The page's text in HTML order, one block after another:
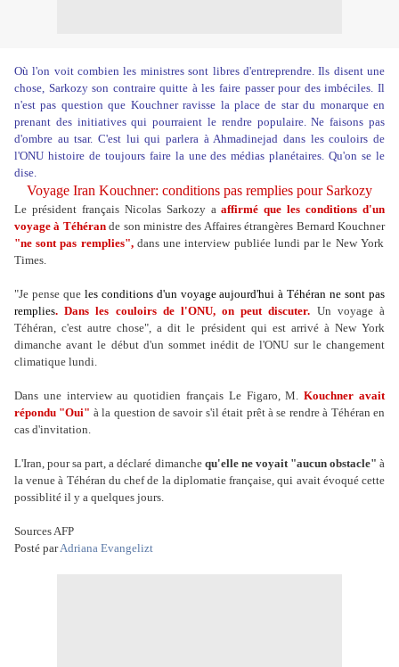
Où l'on voit combien les ministres sont libres d'entreprendre. Ils disent une
chose, Sarkozy son contraire quitte à les faire passer pour des imbéciles. Il
n'est pas question que Kouchner ravisse la place de star du monarque en
prenant des initiatives qui pourraient le rendre populaire. Ne faisons pas
d'ombre au tsar. C'est lui qui parlera à Ahmadinejad dans les couloirs de
l'ONU histoire de toujours faire la une des médias planétaires. Qu'on se le
dise.
Voyage Iran Kouchner: conditions pas remplies pour Sarkozy
Le président français Nicolas Sarkozy aaffirmé que les conditions d'un
voyage à Téhérande son ministre des Affaires étrangères Bernard Kouchner
"ne sont pas remplies",dans une interview publiée lundi par le New York
Times.
"Je pense que les conditions d'un voyage aujourd'hui à Téhéran ne sont pas
remplies. Dans les couloirs de l'ONU, on peut discuter. Un voyage à
Téhéran, c'est autre chose", a dit le président qui est arrivé à New York
dimanche avant le début d'un sommet inédit de l'ONU sur le changement
climatique lundi.
Dans une interview au quotidien français Le Figaro, M.Kouchner avait
répondu "Oui" à la question de savoir s'il était prêt à se rendre à Téhéran en
cas d'invitation.
L'Iran, pour sa part, a déclaré dimanchequ'elle ne voyait "aucun obstacle" à
la venue à Téhéran du chef de la diplomatie française, qui avait évoqué cette
possiblité il y a quelques jours.
Sources AFP
Posté parAdriana Evangelizt